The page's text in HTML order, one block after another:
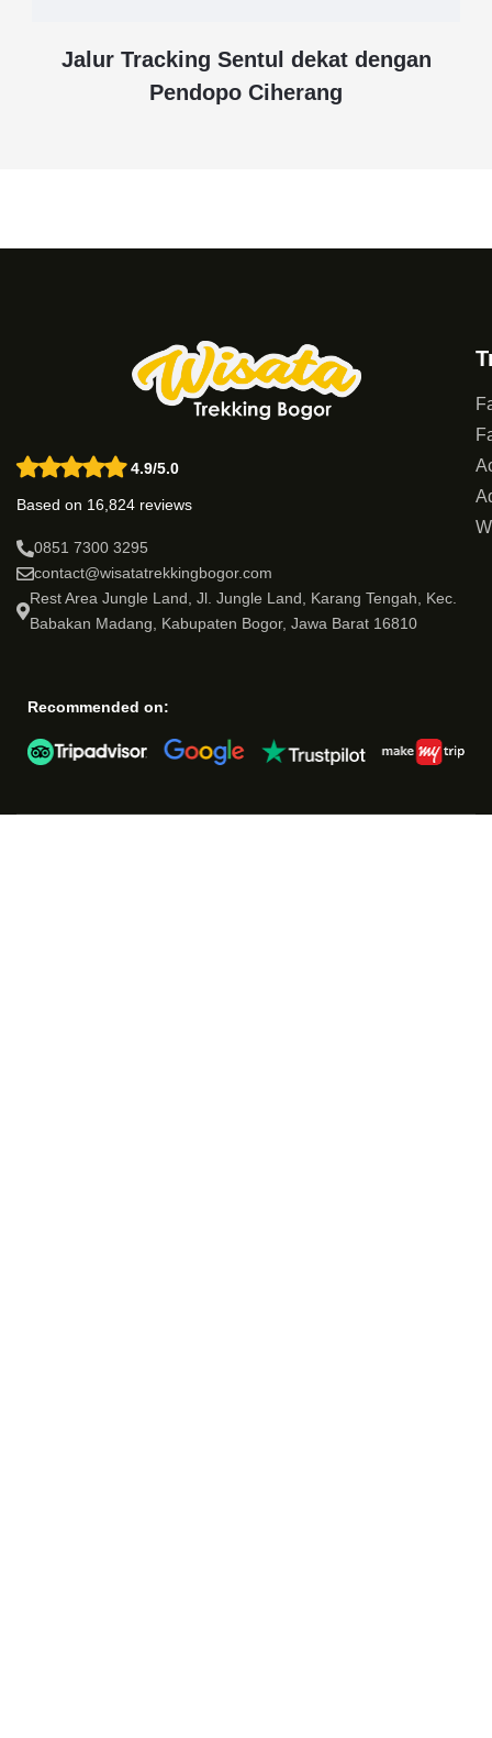
Jalur Tracking Sentul dekat dengan
Pendopo Ciherang
4.9/5.0
Based on 16,824 reviews
0851 7300 3295
contact@wisatatrekkingbogor.com
Rest Area Jungle Land, Jl. Jungle Land, Karang Tengah, Kec.
Babakan Madang, Kabupaten Bogor, Jawa Barat 16810
Recommended on: